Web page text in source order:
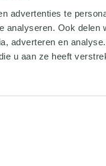
advertenties te
analyseren. Ook
adverteren en
u aan ze heeft